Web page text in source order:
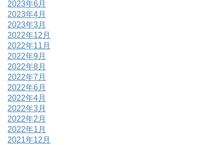
2023年6月
2023年4月
2023年3月
2022年12月
2022年11月
2022年9月
2022年8月
2022年7月
2022年6月
2022年4月
2022年3月
2022年2月
2022年1月
2021年12月